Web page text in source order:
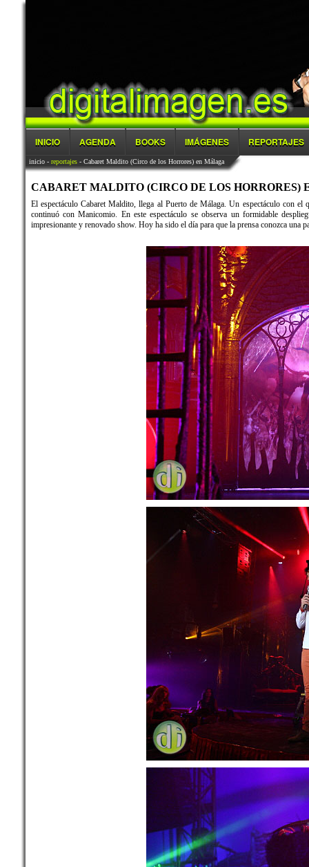
INICIO AGENDA BOOKS IMÁGENES REPORTAJES
inicio- reportajes- Cabaret Maldito (Circo de los Horrores) en Málaga
CABARET MALDITO (CIRCO DE LOS HORRORES)
El espectáculo Cabaret Maldito, llega al Puerto de Málaga. Un espectáculo con
continuó con Manicomio. En este espectáculo se observa un formidable
impresionante y renovado show. Hoy ha sido el día para que la prensa conozca una